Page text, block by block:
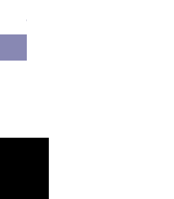
ΦΠΑ περιλαμβάνεται